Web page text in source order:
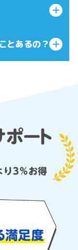
とあるの？